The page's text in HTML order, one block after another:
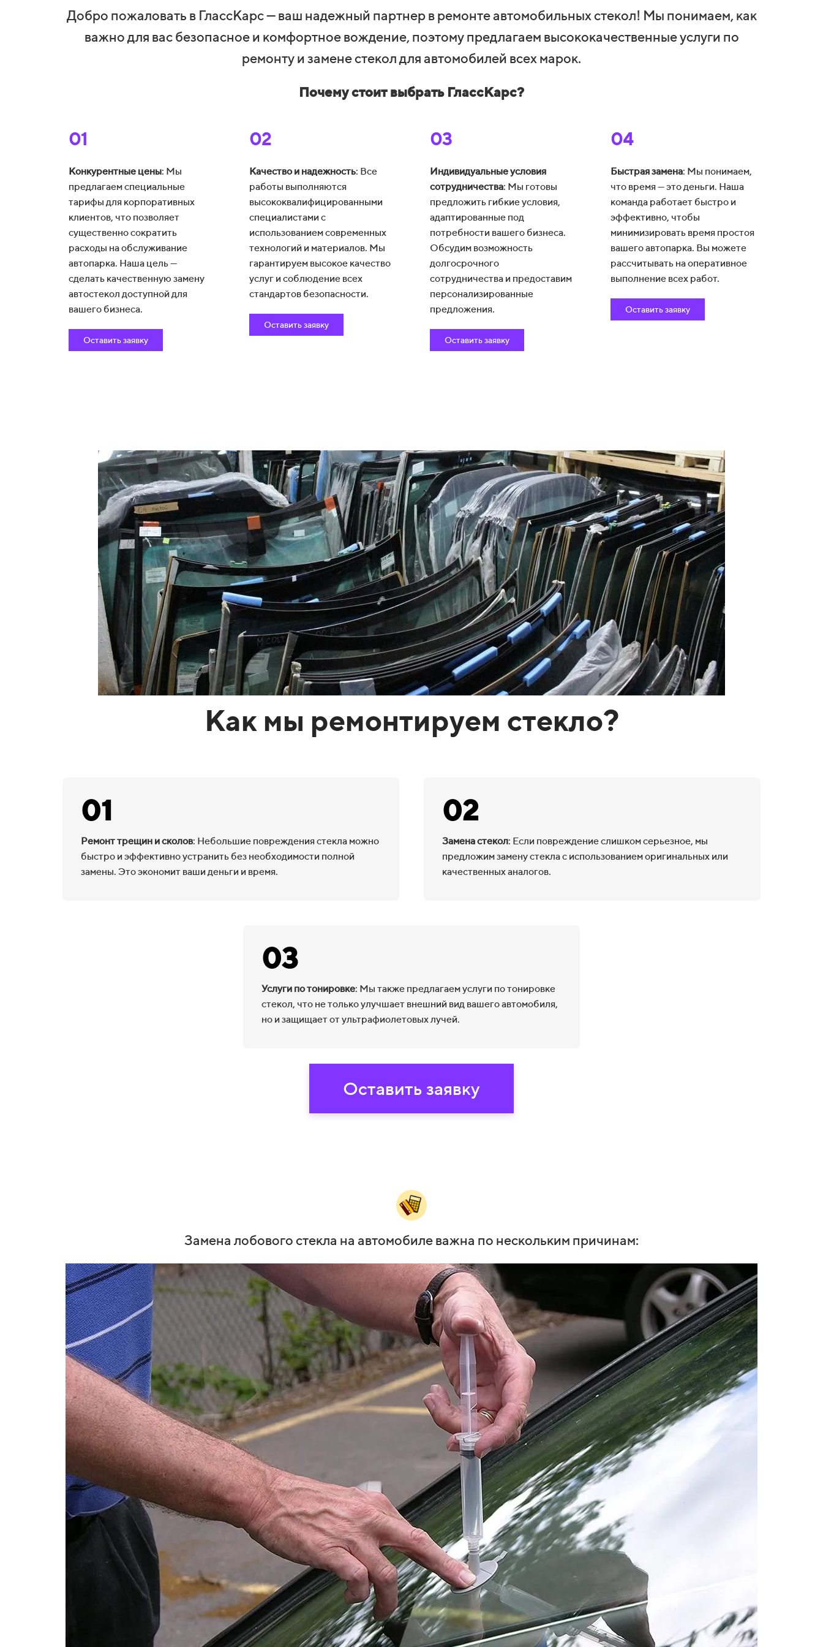
Добро пожаловать в ГлассКарс — ваш надежный партнер в ремонте автомобильных стекол! Мы понимаем, как
важно для вас безопасное и комфортное вождение, поэтому предлагаем высококачественные услуги по
ремонту и замене стекол для автомобилей всех марок.
Почему стоит выбрать ГлассКарс?
01
Конкурентные цены: Мы
предлагаем специальные
тарифы для корпоративных
клиентов, что позволяет
существенно сократить
расходы на обслуживание
автопарка. Наша цель —
сделать качественную замену
автостекол доступной для
вашего бизнеса.
Оставить заявку
02
Качество и надежность: Все
работы выполняются
высококвалифицированными
специалистами с
использованием современных
технологий и материалов. Мы
гарантируем высокое качество
услуг и соблюдение всех
стандартов безопасности.
Оставить заявку
03
Индивидуальные условия
сотрудничества: Мы готовы
предложить гибкие условия,
адаптированные под
потребности вашего бизнеса.
Обсудим возможность
долгосрочного
сотрудничества и предоставим
персонализированные
предложения.
Оставить заявку
04
Быстрая замена: Мы понимаем,
что время — это деньги. Наша
команда работает быстро и
эффективно, чтобы
минимизировать время простоя
вашего автопарка. Вы можете
рассчитывать на оперативное
выполнение всех работ.
Оставить заявку
Как мы ремонтируем стекло?
01
Ремонт трещин и сколов: Небольшие повреждения стекла можно
быстро и эффективно устранить без необходимости полной
замены. Это экономит ваши деньги и время.
02
Замена стекол: Если повреждение слишком серьезное, мы
предложим замену стекла с использованием оригинальных или
качественных аналогов.
03
Услуги по тонировке: Мы также предлагаем услуги по тонировке
стекол, что не только улучшает внешний вид вашего автомобиля,
но и защищает от ультрафиолетовых лучей.
Оставить заявку
Замена лобового стекла на автомобиле важна по нескольким причинам: